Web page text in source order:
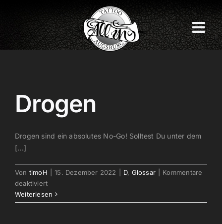
Drogen
Drogen sind ein absolutes No-Go! Solltest Du unter dem
[...]
Von timoH 15. Dezember 2022 D, Glossar
Kommentare
deaktiviertfür
Drogen
Weiterlesen